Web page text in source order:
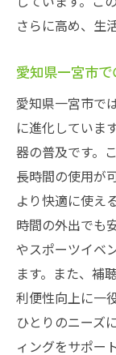
さらに高め、生
愛知県一宮市
愛知県一宮市で
に進化していま
器の普及です。
長時間の使用が
より快適に使え
時間の外出でも
やスポーツイベ
ます。また、補
利便性向上に一
ひとりのニーズ
ィングをサポー